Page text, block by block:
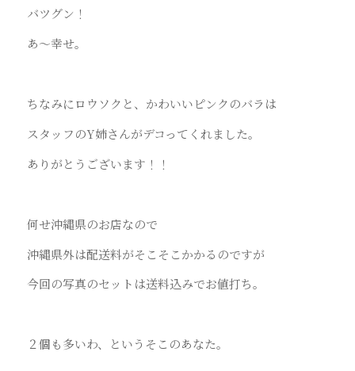
バツグン！
あ～幸せ。
ちなみにロウソクと、かわいいピンクのバラは
スタッフのY姉さんがデコってくれました。
ありがとうございます！！
何せ沖縄県のお店なので
沖縄県外は配送料がそこそこかかるのですが
今回の写真のセットは送料込みでお値打ち。
２個も多いわ、というそこのあなた。